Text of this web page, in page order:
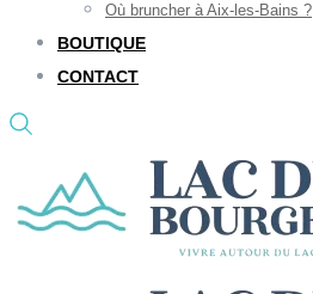
Où bruncher à Aix-les-Bains ?
BOUTIQUE
CONTACT